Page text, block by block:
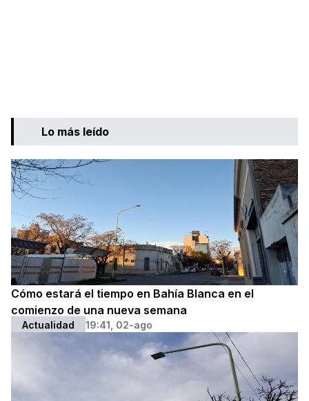
Lo más leído
Cómo estará el tiempo en Bahía Blanca en el
comienzo de una nueva semana
Actualidad 19:41, 02-ago